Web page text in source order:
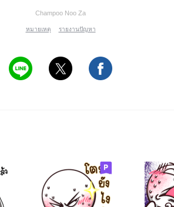
Champoo Noo Za
หมายเหตุ รายงานปัญหา